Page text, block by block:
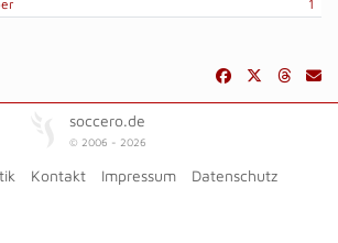
1
soccero.de
© 2006 - 2026
Kontakt Impressum Datenschutz